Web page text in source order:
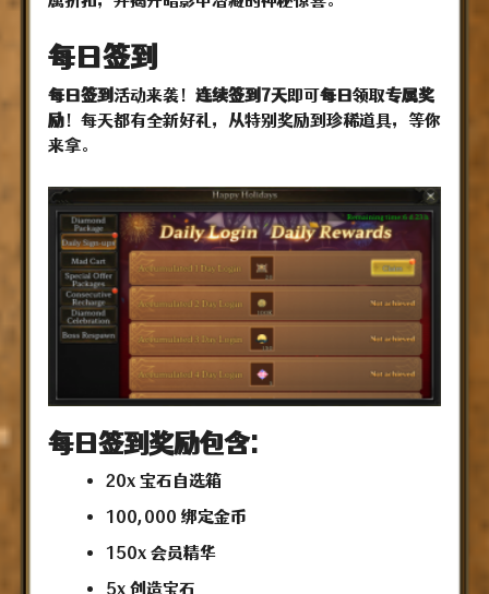
每日签到
每日签到活动来袭！ 连续签到7天即可每日领取专属奖
励！每天都有全新好礼，从特别奖励到珍稀道具，等你
来拿。
每日签到奖励包含:
20x 宝石自选箱
100,000 绑定金币
150x 会员精华
5x 创造宝石